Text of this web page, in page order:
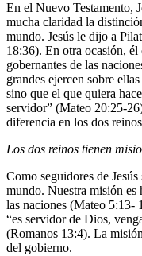
En el Nuevo Testamento,
mucha claridad la
mundo. Jesús le dijo a
18:36). En otra ocasión,
gobernantes de las
grandes ejercen sobre
sino que el que quiera
servidor” (Mateo 20:25-
diferencia en los dos
Los dos reinos tienen
Como seguidores de
mundo. Nuestra misión es
las naciones (Mateo 5:13-
“es servidor de Dios,
(Romanos 13:4). La
del gobierno.